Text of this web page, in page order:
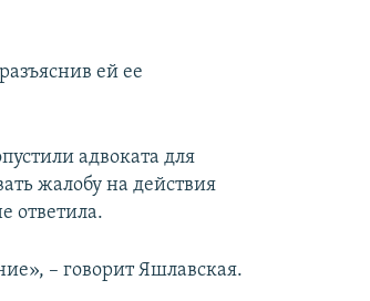
ей ее
адвоката для
жалобу на действия
ответила.
– говорит Яшлавская.